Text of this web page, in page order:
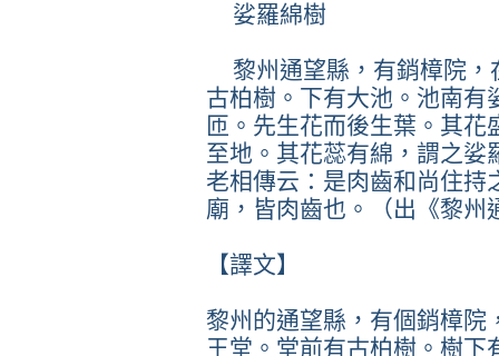
娑羅綿樹
黎州通望縣，有銷樟院，
古柏樹。下有大池。池南有
匝。先生花而後生葉。其
至地。其花蕊有綿，謂之娑
老相傳云：是肉齒和尚住持
廟，皆肉齒也。（出《黎州
【譯文】
黎州的通望縣，有個銷樟院
王堂。堂前有古柏樹。樹下